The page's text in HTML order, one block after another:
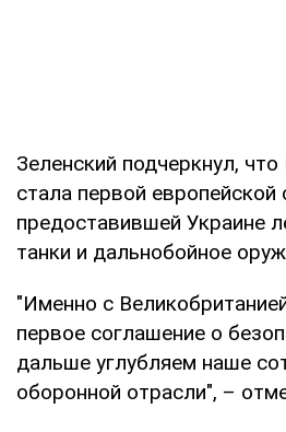
Зеленский подчеркнул,
стала первой европейской
предоставившей Украине
танки и дальнобойное
"Именно с
первое соглашение о
дальше углубляем наше
оборонной отрасли", –